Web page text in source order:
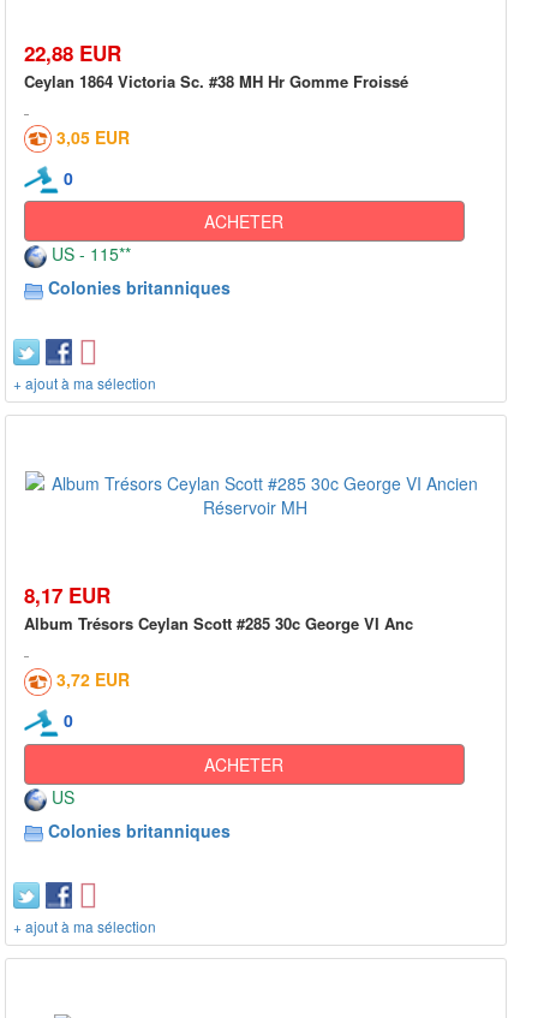
22,88 EUR
Ceylan 1864 Victoria Sc. #38 MH Hr Gomme Froissé
3,05 EUR
0
ACHETER
US - 115**
Colonies britanniques
+ ajout à ma sélection
8,17 EUR
Album Trésors Ceylan Scott #285 30c George VI Anc
3,72 EUR
0
ACHETER
US
Colonies britanniques
+ ajout à ma sélection